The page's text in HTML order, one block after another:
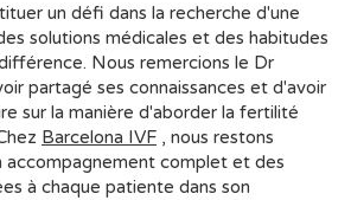
un défi dans la recherche d'une
solutions médicales et des habitudes
Nous remercions le Dr
partagé ses connaissances et d'avoir
sur la manière d'aborder la fertilité
Barcelona IVF , nous restons
accompagnement complet et des
à chaque patiente dans son